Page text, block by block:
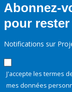
Abonnez-
pour
Notifications sur
J'accepte les termes
mes données